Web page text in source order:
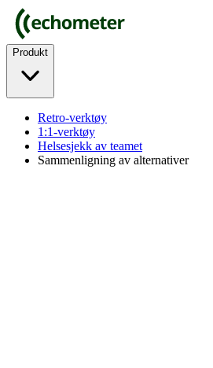
Produkt
Retro-verktøy
1:1-verktøy
Helsesjekk av teamet
Sammenligning av alternativer